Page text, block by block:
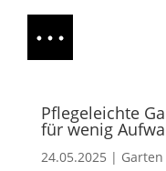
Pflegeleichte
für wenig
24.05.2025 | Garten